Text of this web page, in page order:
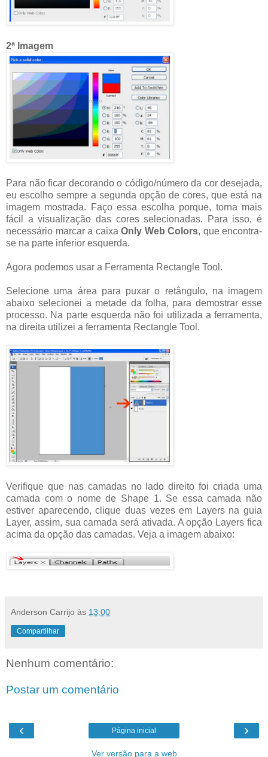
2ª Imagem
Para não ficar decorando o código/número da cor desejada,
eu escolho sempre a segunda opção de cores, que está na
imagem mostrada. Faço essa escolha porque, torna mais
fácil a visualização das cores selecionadas. Para isso, é
necessário marcar a caixa Only Web Colors, que encontra-
se na parte inferior esquerda.
Agora podemos usar a Ferramenta Rectangle Tool.
Selecione uma área para puxar o retângulo, na imagem
abaixo selecionei a metade da folha, para demostrar esse
processo. Na parte esquerda não foi utilizada a ferramenta,
na direita utilizei a ferramenta Rectangle Tool.
Verifique que nas camadas no lado direito foi criada uma
camada com o nome de Shape 1. Se essa camada não
estiver aparecendo, clique duas vezes em Layers na guia
Layer, assim, sua camada será ativada. A opção Layers fica
acima da opção das camadas. Veja a imagem abaixo:
Anderson Carrijo às 13:00
Compartilhar
Nenhum comentário:
Postar um comentário
‹ ›
Página inicial
Ver versão para a web